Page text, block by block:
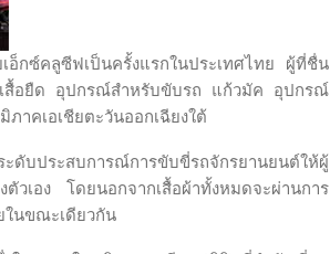
อ็กซ์คลูซีฟเป็นครั้งแรกในประเทศไทย ผู้ที่ชื่น
เสื้อยืด อุปกรณ์สำหรับขับรถ แก้วมัค อุปกรณ์
าคเอเชียตะวันออกเฉียงใต้
ดับประสบการณ์การขับขี่รถจักรยานยนต์ให้ผู้
เอง โดยนอกจากเสื้อผ้าทั้งหมดจะผ่านการ
ในขณะเดียวกัน